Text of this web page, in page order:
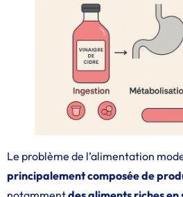
Le problème de l’alimentation
principalement composée de